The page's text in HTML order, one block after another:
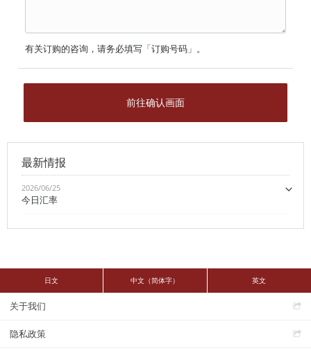
有关订购的咨询，请务必填写「订购号码」。
前往确认画面
最新情报
2026/06/25
今日汇率
日文 中文（简体字） 英文
关于我们
隐私政策